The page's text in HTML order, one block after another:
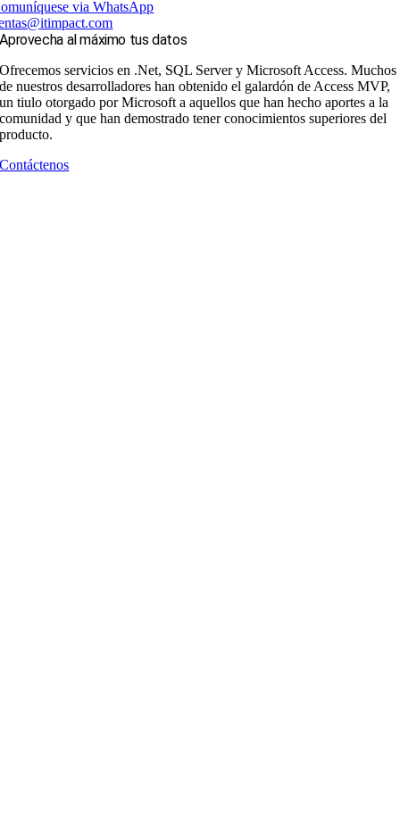
via WhatsApp
Aprovecha al máximo tus datos
Ofrecemos servicios en .Net, SQL Server y Microsoft Access. Muchos
de nuestros desarrolladores han obtenido el galardón de Access MVP,
un tiulo otorgado por Microsoft a aquellos que han hecho aportes a la
comunidad y que han demostrado tener conocimientos superiores del
producto.
Contáctenos